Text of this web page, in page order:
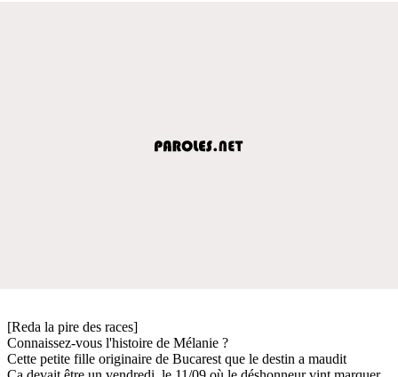
[Reda la pire des races]
Connaissez-vous l'histoire de Mélanie ?
Cette petite fille originaire de Bucarest que le destin a maudit